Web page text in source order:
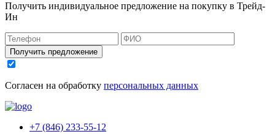
Получить индивидуальное предложение на покупку в Трейд-
Ин
Получить предложение
Согласен на обработку персональных данных
+7 (846) 233-55-12